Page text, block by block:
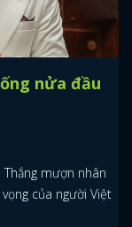
nửa đầu
mượn nhân
của người Việt